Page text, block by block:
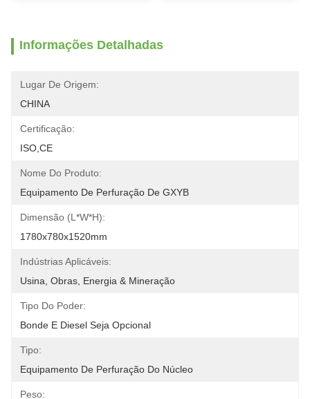
Informações Detalhadas
Lugar De Origem:
CHINA
Certificação:
ISO,CE
Nome Do Produto:
Equipamento De Perfuração De GXYB
Dimensão (l*w*h):
1780x780x1520mm
Indústrias Aplicáveis:
Usina, Obras, Energia & Mineração
Tipo Do Poder:
Bonde E Diesel Seja Opcional
Tipo:
Equipamento De Perfuração Do Núcleo
Peso: